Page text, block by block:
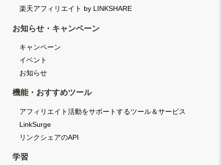
楽天アフィリエイト by LINKSHARE
お知らせ・キャンペーン
キャンペーン
イベント
お知らせ
機能・おすすめツール
アフィリエイト活動をサポートするツール＆サービス
LinkSurge
リンクシェアのAPI
学習